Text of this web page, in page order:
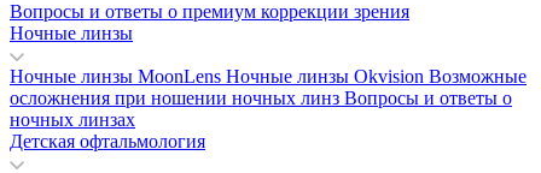
Вопросы и ответы о премиум коррекции зрения
Ночные линзы
Ночные линзы MoonLens Ночные линзы Okvision Возможные
осложнения при ношении ночных линз Вопросы и ответы о
ночных линзах
Детская офтальмология